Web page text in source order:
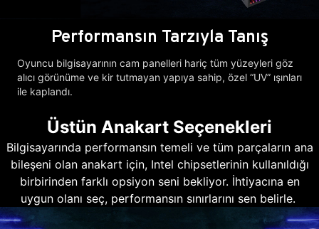
Performansın Tarzıyla Tanış
Oyuncu bilgisayarının cam panelleri hariç tüm yüzeyleri göz
alıcı görünüme ve kir tutmayan yapıya sahip, özel “UV” ışınları
ile kaplandı.
Üstün Anakart Seçenekleri
Bilgisayarında performansın temeli ve tüm parçaların ana
bileşeni olan anakart için, Intel chipsetlerinin kullanıldığı
birbirinden farklı opsiyon seni bekliyor. İhtiyacına en
uygun olanı seç, performansın sınırlarını sen belirle.